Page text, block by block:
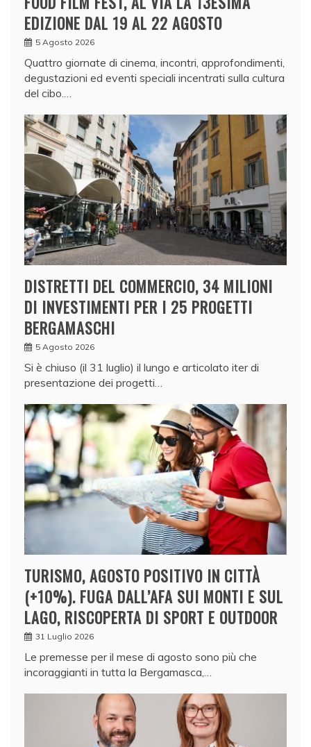
EDIZIONE DAL 19 AL 22 AGOSTO
5 Agosto 2026
Quattro giornate di cinema, incontri, approfondimenti,
degustazioni ed eventi speciali incentrati sulla cultura
del cibo.…
DISTRETTI DEL COMMERCIO, 34 MILIONI
DI INVESTIMENTI PER I 25 PROGETTI
BERGAMASCHI
5 Agosto 2026
Si è chiuso (il 31 luglio) il lungo e articolato iter di
presentazione dei progetti…
TURISMO, AGOSTO POSITIVO IN CITTÀ
(+10%). FUGA DALL’AFA SUI MONTI E SUL
LAGO, RISCOPERTA DI SPORT E OUTDOOR
31 Luglio 2026
Le premesse per il mese di agosto sono più che
incoraggianti in tutta la Bergamasca,…